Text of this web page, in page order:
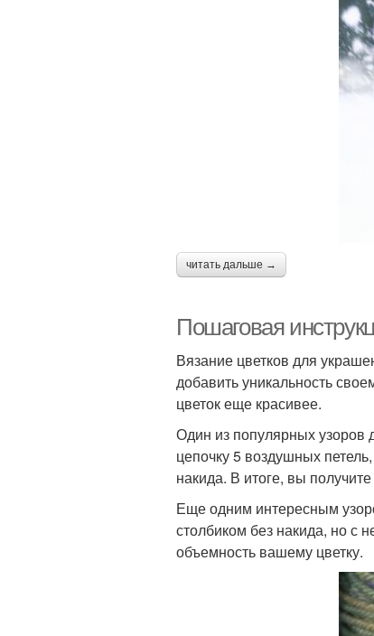
читать дальше →
Пошаговая
Вязание цветков для
добавить уникальность
цветок еще красивее.
Один из популярных узоров
цепочку 5 воздушных
накида. В итоге, вы
Еще одним интересным
столбиком без накида, но с
объемность вашему цветку.